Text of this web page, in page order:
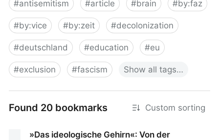
#antisemitism #article #brain #by:faz
#by:vice #by:zeit #decolonization
#deutschland #education #eu
#exclusion #fascism Show all tags…
Found 20 bookmarks Custom sorting
»Das ideologische Gehirn«: Von der